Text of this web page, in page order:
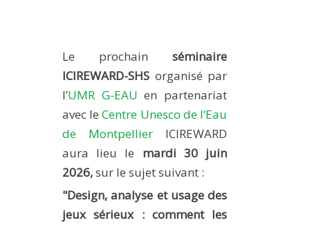
PRODUCTION
MÉTHODES ET OUTILS
PUBLICATIONS SUR HAL
WORKING PAPERS
Le prochain séminaire
ICIREWARD-SHS organisé par
l’UMR G-EAU en partenariat
avec leCentre Unesco de l’Eau
de Montpellier ICIREWARD
aura lieu le mardi 30 juin
2026,sur le sujet suivant :
"Design, analyse et usage des
jeux sérieux : comment les